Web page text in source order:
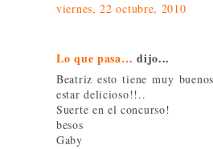
viernes, 22 octubre, 2010
Lo que pasa… dijo...
Beatriz esto tiene muy
estar delicioso!!..
Suerte en el concurso!
besos
Gaby